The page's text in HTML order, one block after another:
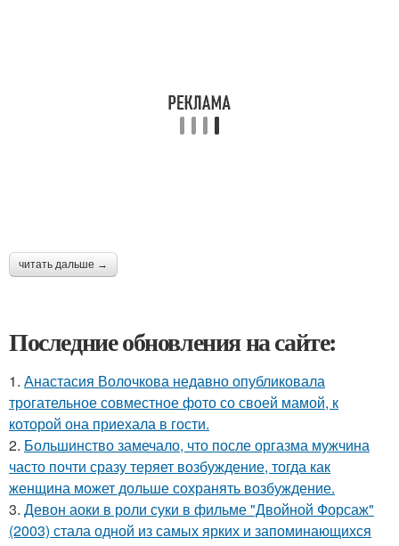
читать дальше →
Последние обновления на сайте:
1. Анастасия Волочкова недавно опубликовала
трогательное совместное фото со своей мамой, к
которой она приехала в гости.
2. Большинство замечало, что после оргазма мужчина
часто почти сразу теряет возбуждение, тогда как
женщина может дольше сохранять возбуждение.
3. Девон аоки в роли суки в фильме "Двойной Форсаж"
(2003) стала одной из самых ярких и запоминающихся